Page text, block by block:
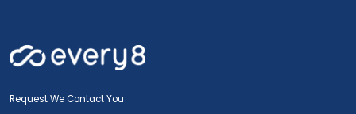
Request We Contact You